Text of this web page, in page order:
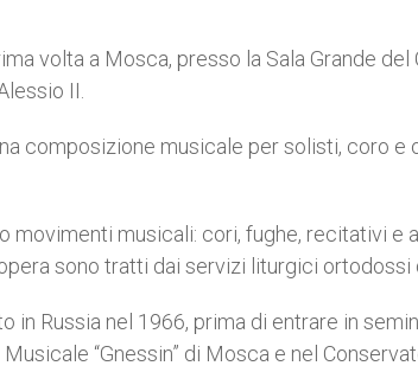
volta a Mosca, presso la Sala Grande del
II.
composizione musicale per solisti, coro e
movimenti musicali: cori, fughe, recitativi e
sono tratti dai servizi liturgici ortodossi
in Russia nel 1966, prima di entrare in
“Gnessin” di Mosca e nel